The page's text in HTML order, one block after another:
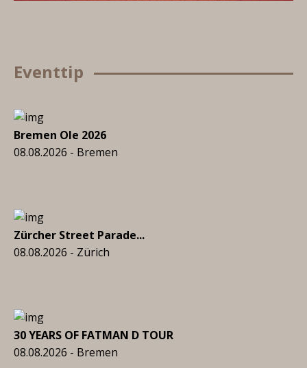
Eventtip
Bremen Ole 2026
08.08.2026 - Bremen
Zürcher Street Parade...
08.08.2026 - Zürich
30 YEARS OF FATMAN D TOUR
08.08.2026 - Bremen